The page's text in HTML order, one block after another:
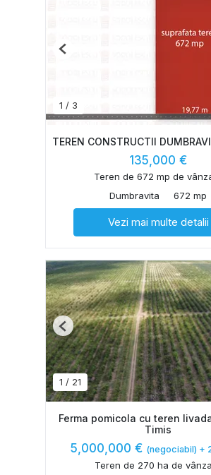
1 / 3
Previous
TEREN CONSTRUCTII
135,000 €
Teren de 672 mp de
Dumbravita
672 mp
Vezi mai multe detalii
1 / 21
Previous
Ferma pomicola cu teren
Timis
5,000,000 € (negociabil) +
Teren de 270 ha de